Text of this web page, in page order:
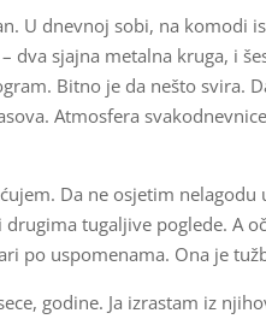
U dnevnoj sobi, na komodi
dva sjajna metalna kruga, i
Bitno je da nešto svira.
Atmosfera
Da ne osjetim
tugaljive poglede. A
po uspomenama. Ona je
godine. Ja izrastam iz